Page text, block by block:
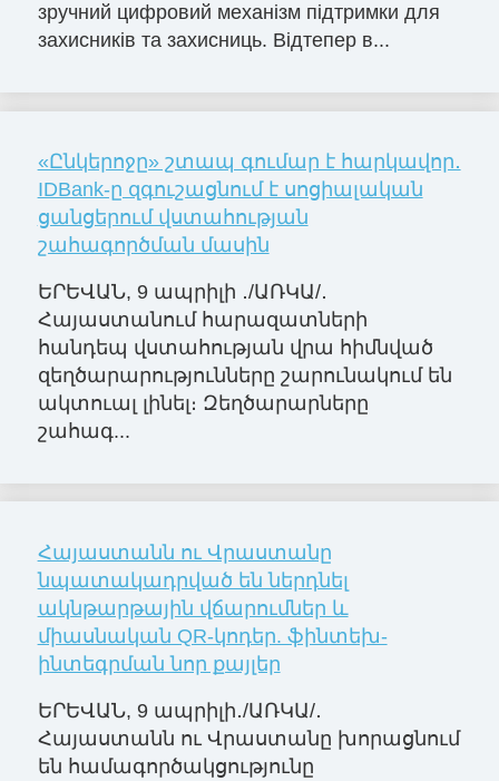
зручний цифровий механізм підтримки для
захисників та захисниць. Відтепер в...
«Ընկերոջը» շտապ գումար է հարկավոր․
IDBank-ը զգուշացնում է սոցիալական
ցանցերում վստահության
շահագործման մասին
ԵՐԵՎԱՆ, 9 ապրիլի ․/ԱՌԿԱ/․
Հայաստանում հարազատների
հանդեպ վստահության վրա հիմնված
զեղծարարությունները շարունակում են
ակտուալ լինել։ Զեղծարարները
շահագ...
Հայաստանն ու Վրաստանը
նպատակադրված են ներդնել
ակնթարթային վճարումներ և
միասնական QR-կոդեր. ֆինտեխ-
ինտեգրման նոր քայլեր
ԵՐԵՎԱՆ, 9 ապրիլի․/ԱՌԿԱ/․
Հայաստանն ու Վրաստանը խորացնում
են համագործակցությունը